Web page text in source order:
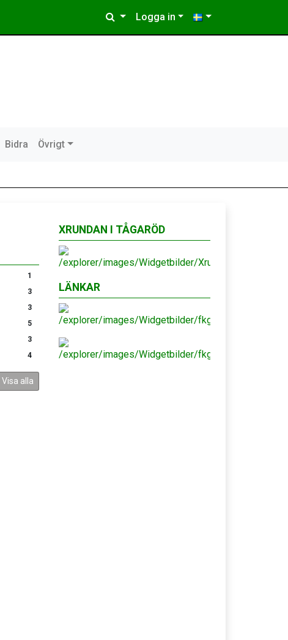
Logga in
Bidra Övrigt
1
3
3
5
3
4
Visa alla
XRUNDAN I TÅGARÖD
LÄNKAR